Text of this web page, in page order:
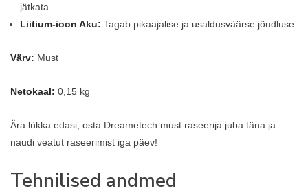
jätkata.
Liitium-ioon Aku: Tagab pikaajalise ja usaldusväärse jõudluse.
Värv: Must
Netokaal: 0,15 kg
Ära lükka edasi, osta Dreametech must raseerija juba täna ja
naudi veatut raseerimist iga päev!
Tehnilised andmed